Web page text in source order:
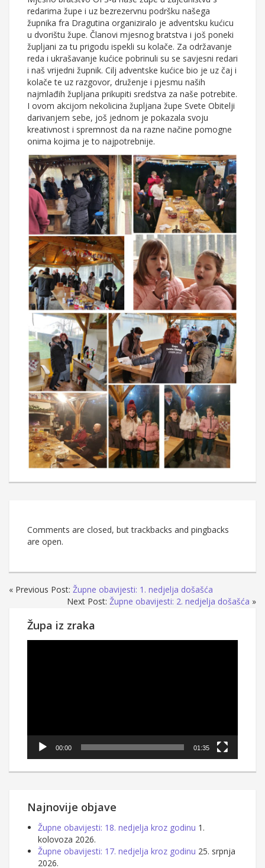
redarima župe i uz bezrezervnu podršku našega
župnika fra Dragutina organiziralo je adventsku kućicu
u dvorištu župe. Članovi mjesnog bratstva i još poneki
župljani za tu prigodu ispekli su kolače. Za održavanje
reda i ukrašavanje kućice pobrinuli su se savjesni redari
i naš vrijedni župnik. Cilj adventske kućice bio je uz čaj i
kolače te uz razgovor, druženje i pjesmu naših
najmlađih župljana prikupiti sredstva za naše potrebite.
I ovom akcijom nekolicina župljana župe Svete Obitelji
darivanjem sebe, još jednom je pokazala svoju
kreativnost i spremnost da na razne načine pomogne
onima kojima je to najpotrebnije.
Comments are closed, but trackbacks and pingbacks
are open.
« Previous Post: Župne obavijesti: 1. nedjelja došašća
Next Post: Župne obavijesti: 2. nedjelja došašća »
Župa iz zraka
00:00 01:35
Najnovije objave
Župne obavijesti: 18. nedjelja kroz godinu 1.
kolovoza 2026.
Župne obavijesti: 17. nedjelja kroz godinu 25. srpnja
2026.